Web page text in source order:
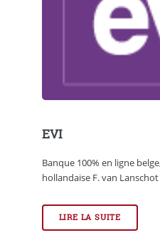
EVI
Banque 100% en ligne
hollandaise F. van
LIRE LA SUITE